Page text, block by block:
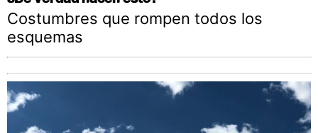
Costumbres que rompen todos los
esquemas